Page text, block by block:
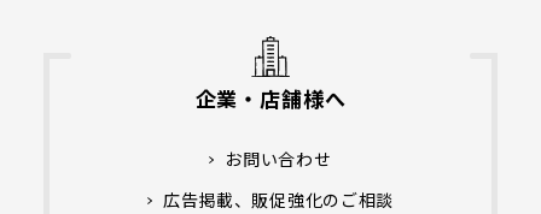
企業・店舗様へ
お問い合わせ
広告掲載、販促強化のご相談